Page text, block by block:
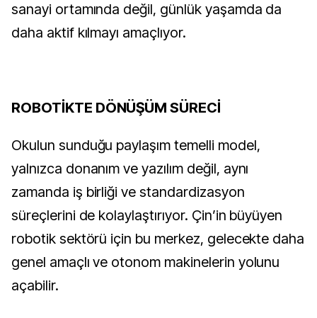
sanayi ortamında değil, günlük yaşamda da
daha aktif kılmayı amaçlıyor.
ROBOTİKTE DÖNÜŞÜM SÜRECİ
Okulun sunduğu paylaşım temelli model,
yalnızca donanım ve yazılım değil, aynı
zamanda iş birliği ve standardizasyon
süreçlerini de kolaylaştırıyor. Çin’in büyüyen
robotik sektörü için bu merkez, gelecekte daha
genel amaçlı ve otonom makinelerin yolunu
açabilir.